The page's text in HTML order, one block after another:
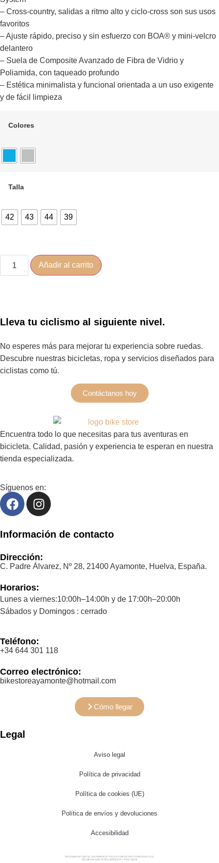
– Cross-country, salidas a ritmo alto y ciclo-cross son sus usos
favoritos
– Ajuste rápido, preciso y sin esfuerzo con BOA® y mini-velcro
delantero
– Suela de Composite Avanzado de Fibra de Vidrio y
Poliamida, con taqueado profundo
– Estética minimalista y funcional orientada a un uso exigente
y de fácil limpieza
Colores
Talla
42 43 44 39
Añadir al carrito
Lleva tu ciclismo al siguiente nivel.
No esperes más para mejorar tu experiencia sobre ruedas.
Descubre nuestras bicicletas, ropa y servicios diseñados para
ciclistas como tú.
Contáctanos hoy
Encuentra todo lo que necesitas para tus aventuras en
bicicleta. Calidad, pasión y experiencia te esperan en nuestra
tienda especializada.
Síguenos en:
Información de contacto
Dirección:
C. Padre Álvarez, Nº 28, 21400 Ayamonte, Huelva, España.
Horarios:
Lunes a viernes:10:00h–14:00h y de 17:00h–20:00h
Sábados y Domingos : cerrado
Teléfono:
+34 644 301 118
Correo electrónico:
bikestoreayamonte@hotmail.com
Cómo llegar
Legal
Aviso legal
Política de privacidad
Política de cookies (UE)
Política de envíos y devoluciones
Accesibilidad